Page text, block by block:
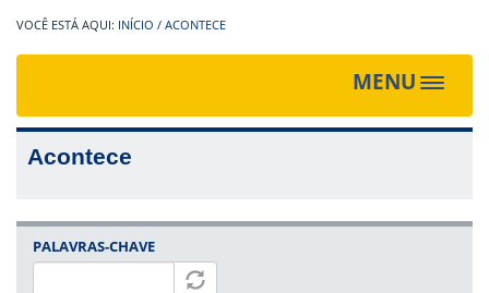
INÍCIO / ACONTECE
MENU
Toggle
Acontece
PALAVRAS-CHAVE